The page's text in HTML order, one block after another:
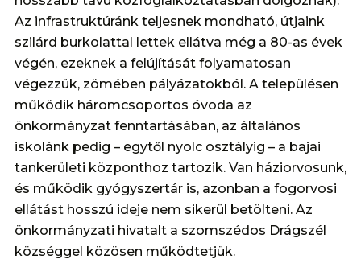
Az infrastruktúránk teljesnek mondható, útjaink
szilárd burkolattal lettek ellátva még a 80-as évek
végén, ezeknek a felújítását folyamatosan
végezzük, zömében pályázatokból. A településen
működik háromcsoportos óvoda az
önkormányzat fenntartásában, az általános
iskolánk pedig – egytől nyolc osztályig – a bajai
tankerületi központhoz tartozik. Van háziorvosunk,
és működik gyógyszertár is, azonban a fogorvosi
ellátást hosszú ideje nem sikerül betölteni. Az
önkormányzati hivatalt a szomszédos Drágszél
községgel közösen működtetjük.